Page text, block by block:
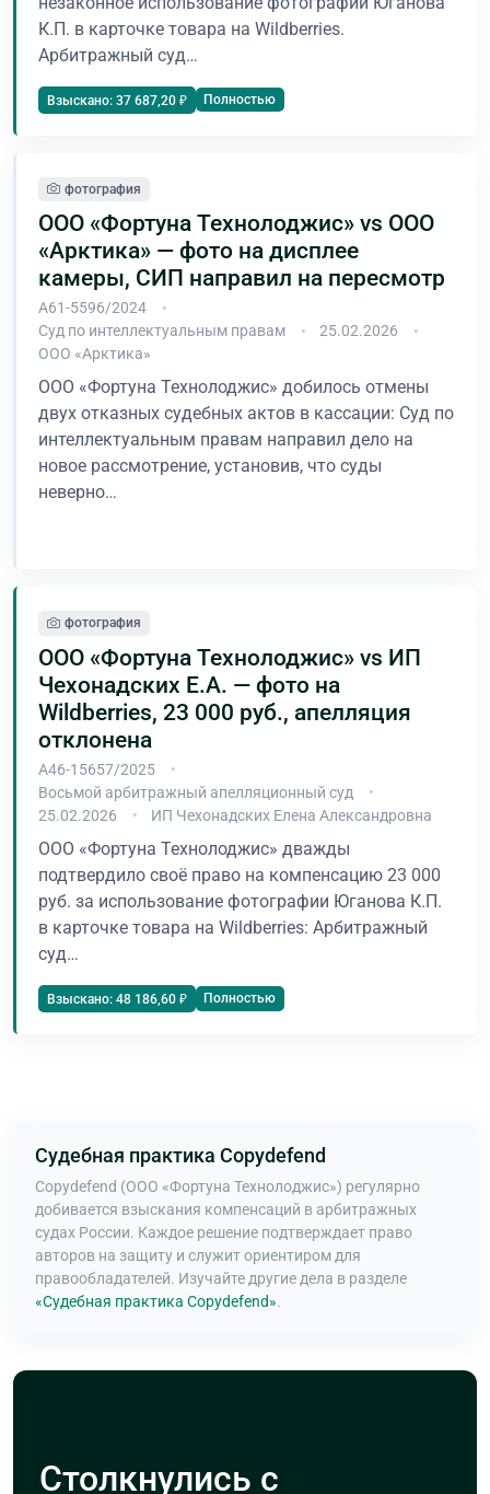
К.П. в карточке товара на Wildberries.
Арбитражный суд…
Взыскано: 37 687,20 ₽ Полностью
фотография
ООО «Фортуна Технолоджис» vs ООО
«Арктика» — фото на дисплее
камеры, СИП направил на пересмотр
А61-5596/2024
Суд по интеллектуальным правам
25.02.2026
ООО «Арктика»
ООО «Фортуна Технолоджис» добилось отмены
двух отказных судебных актов в кассации: Суд по
интеллектуальным правам направил дело на
новое рассмотрение, установив, что суды
неверно…
фотография
ООО «Фортуна Технолоджис» vs ИП
Чехонадских Е.А. — фото на
Wildberries, 23 000 руб., апелляция
отклонена
А46-15657/2025
Восьмой арбитражный апелляционный суд
25.02.2026
ИП Чехонадских Елена Александровна
ООО «Фортуна Технолоджис» дважды
подтвердило своё право на компенсацию 23 000
руб. за использование фотографии Юганова К.П.
в карточке товара на Wildberries: Арбитражный
суд…
Взыскано: 48 186,60 ₽ Полностью
Судебная практика Copydefend
Copydefend (ООО «Фортуна Технолоджис») регулярно
добивается взыскания компенсаций в арбитражных
судах России. Каждое решение подтверждает право
авторов на защиту и служит ориентиром для
правообладателей. Изучайте другие дела в разделе
«Судебная практика Copydefend».
Столкнулись с